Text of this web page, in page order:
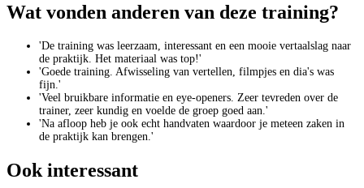
Wat vonden anderen van deze training?
'De training was leerzaam, interessant en een mooie vertaalslag naar
de praktijk. Het materiaal was top!'
'Goede training. Afwisseling van vertellen, filmpjes en dia's was
fijn.'
'Veel bruikbare informatie en eye-openers. Zeer tevreden over de
trainer, zeer kundig en voelde de groep goed aan.'
'Na afloop heb je ook echt handvaten waardoor je meteen zaken in
de praktijk kan brengen.'
Ook interessant